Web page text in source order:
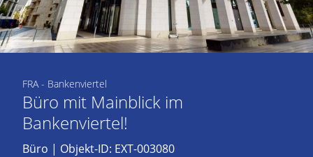
FRA - Bankenviertel
Büro mit Mainblick im
Bankenviertel!
Büro | Objekt-ID: EXT-003080